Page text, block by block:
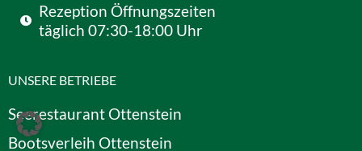
Rezeption Öffnungszeiten
täglich 07:30-18:00 Uhr
UNSERE BETRIEBE
Seerestaurant Ottenstein
Bootsverleih Ottenstein